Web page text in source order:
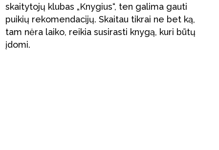
skaitytojų klubas „Knygius“, ten galima gauti
puikių rekomendacijų. Skaitau tikrai ne bet ką,
tam nėra laiko, reikia susirasti knygą, kuri būtų
įdomi.